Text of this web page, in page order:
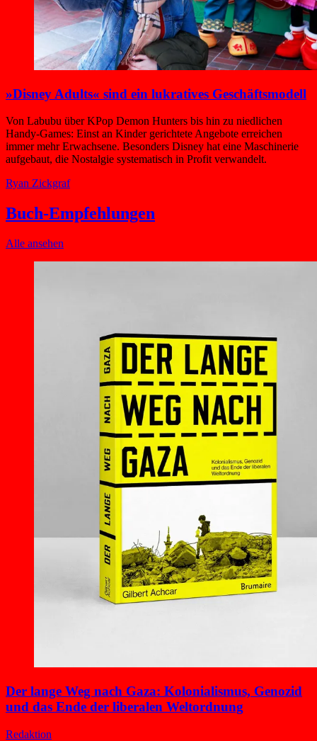
»Disney Adults« sind ein lukratives Geschäftsmodell
Von Labubu über KPop Demon Hunters bis hin zu niedlichen
Handy-Games: Einst an Kinder gerichtete Angebote erreichen
immer mehr Erwachsene. Besonders Disney hat eine Maschinerie
aufgebaut, die Nostalgie systematisch in Profit verwandelt.
Ryan Zickgraf
Buch-Empfehlungen
Alle ansehen
Der lange Weg nach Gaza: Kolonialismus, Genozid
und das Ende der liberalen Weltordnung
Redaktion